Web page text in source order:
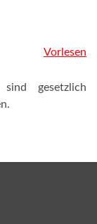
Vorlesen
gesetzlich